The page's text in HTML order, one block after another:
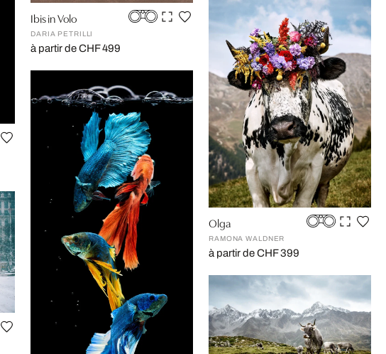
Ibis in Volo
DARIA PETRILLI
à partir de CHF 499
Olga
RAMONA WALDNER
à partir de CHF 399